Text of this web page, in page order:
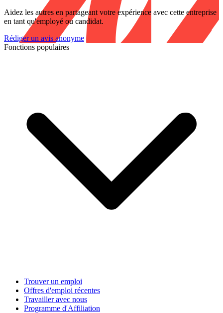
Aidez les autres en partageant votre expérience avec cette entreprise
en tant qu'employé ou candidat.
Rédiger un avis anonyme
Fonctions populaires
Trouver un emploi
Offres d'emploi récentes
Travailler avec nous
Programme d'Affiliation